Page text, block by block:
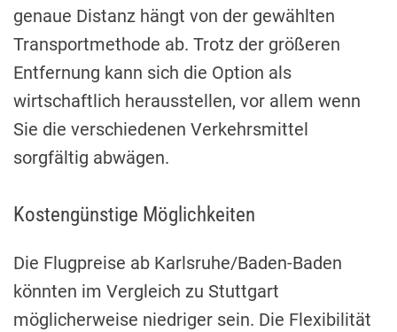
genaue Distanz hängt von der gewählten
Transportmethode ab. Trotz der größeren
Entfernung kann sich die Option als
wirtschaftlich herausstellen, vor allem wenn
Sie die verschiedenen Verkehrsmittel
sorgfältig abwägen.
Kostengünstige Möglichkeiten
Die Flugpreise ab Karlsruhe/Baden-Baden
könnten im Vergleich zu Stuttgart
möglicherweise niedriger sein. Die Flexibilität